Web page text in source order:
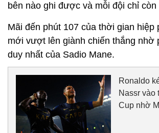
bên nào ghi được và mỗi đội chỉ
Mãi đến phút 107 của thời gian hiệp
mới vượt lên giành chiến thắng nhờ
duy nhất của Sadio Mane.
Ronaldo
Nassr vào
Cup nhờ